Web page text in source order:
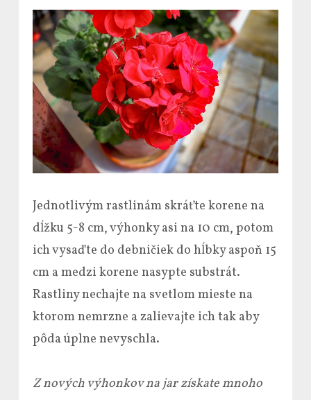
Jednotlivým rastlinám skráťte korene na
dĺžku 5-8 cm, výhonky asi na 10 cm, potom
ich vysaďte do debničiek do hĺbky aspoň 15
cm a medzi korene nasypte substrát.
Rastliny nechajte na svetlom mieste na
ktorom nemrzne a zalievajte ich tak aby
pôda úplne nevyschla.
Z nových výhonkov na jar získate mnoho